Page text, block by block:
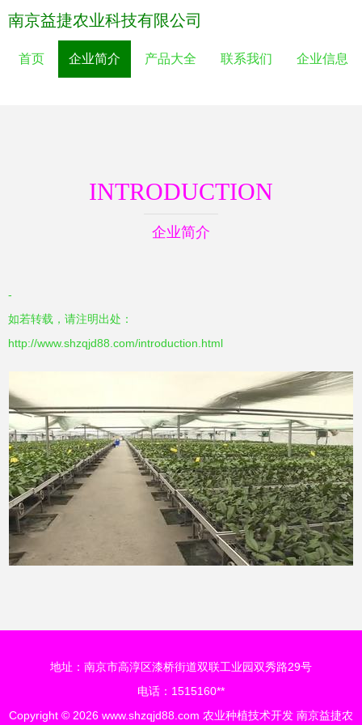
南京益捷农业科技有限公司
首页 企业简介 产品大全 联系我们 企业信息
INTRODUCTION
企业简介
-
如若转载，请注明出处：
http://www.shzqjd88.com/introduction.html
地址：南京市高淳区漆桥街道双联工业园双秀路29号
电话：1515160**
Copyright © 2026 www.shzqjd88.com 农业种植技术开发 南京益捷农